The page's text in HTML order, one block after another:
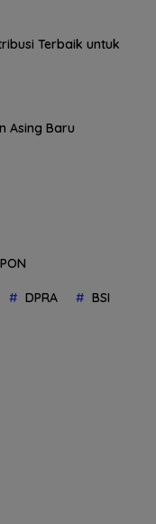
Terbaik untuk
Asing Baru
PON
DPRA BSI